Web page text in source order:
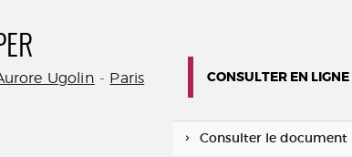
Ugolin - Paris
CONSULTER EN LIGNE
Consulter le document